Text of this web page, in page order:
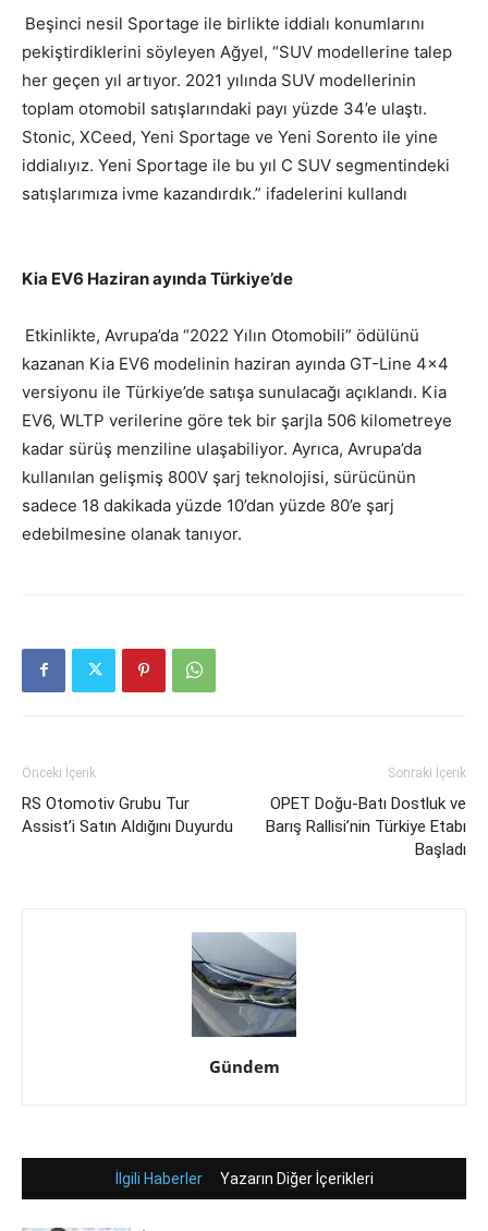
Beşinci nesil Sportage ile birlikte iddialı konumlarını
pekiştirdiklerini söyleyen Ağyel, “SUV modellerine talep
her geçen yıl artıyor. 2021 yılında SUV modellerinin
toplam otomobil satışlarındaki payı yüzde 34’e ulaştı.
Stonic, XCeed, Yeni Sportage ve Yeni Sorento ile yine
iddialıyız. Yeni Sportage ile bu yıl C SUV segmentindeki
satışlarımıza ivme kazandırdık.” ifadelerini kullandı
Kia EV6 Haziran ayında Türkiye’de
Etkinlikte, Avrupa’da “2022 Yılın Otomobili” ödülünü
kazanan Kia EV6 modelinin haziran ayında GT-Line 4×4
versiyonu ile Türkiye’de satışa sunulacağı açıklandı. Kia
EV6, WLTP verilerine göre tek bir şarjla 506 kilometreye
kadar sürüş menziline ulaşabiliyor. Ayrıca, Avrupa’da
kullanılan gelişmiş 800V şarj teknolojisi, sürücünün
sadece 18 dakikada yüzde 10’dan yüzde 80’e şarj
edebilmesine olanak tanıyor.
Önceki İçerik
RS Otomotiv Grubu Tur
Assist’i Satın Aldığını Duyurdu
Sonraki İçerik
OPET Doğu-Batı Dostluk ve
Barış Rallisi’nin Türkiye Etabı
Başladı
Gündem
İlgili Haberler Yazarın Diğer İçerikleri